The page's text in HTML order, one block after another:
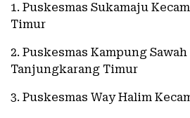
1. Puskesmas Sukamaju
Timur
2. Puskesmas Kampung
Tanjungkarang Timur
3. Puskesmas Way Halim